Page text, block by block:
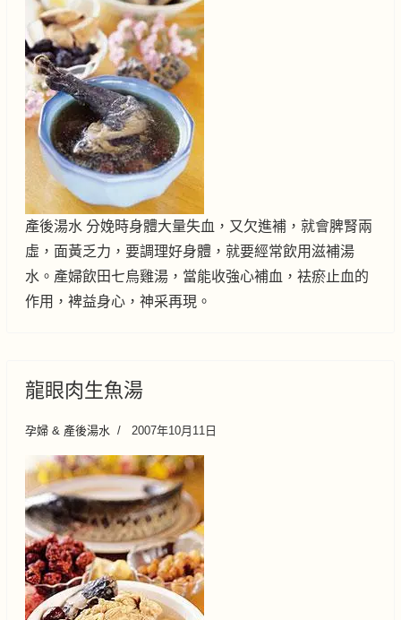
產後湯水 分娩時身體大量失血，又欠進補，就會脾腎兩
虛，面黃乏力，要調理好身體，就要經常飲用滋補湯
水。產婦飲田七烏雞湯，當能收強心補血，袪瘀止血的
作用，裨益身心，神采再現。
龍眼肉生魚湯
孕婦 & 產後湯水 2007年10月11日